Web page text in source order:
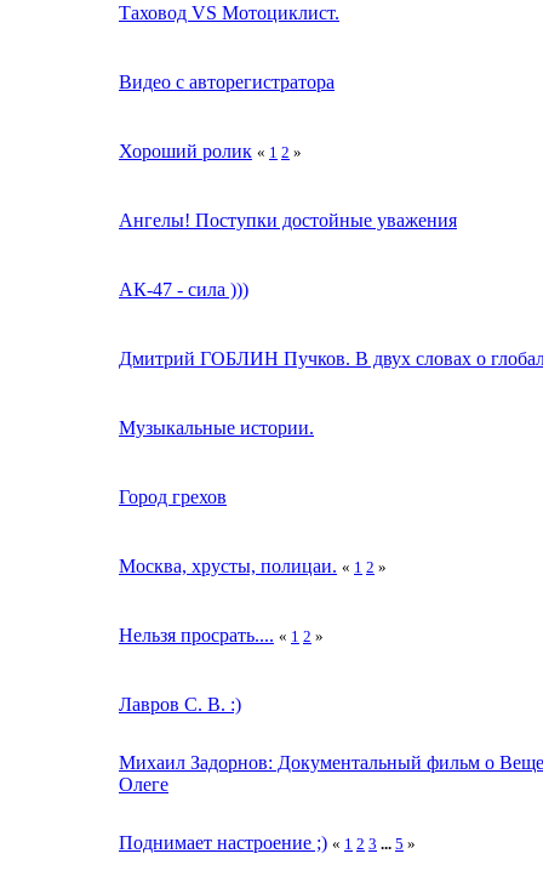
Таховод VS Мотоциклист.
Видео с авторегистратора
Хороший ролик « 1 2 »
Ангелы! Поступки достойные уважения
АК-47 - сила )))
Дмитрий ГОБЛИН Пучков. В двух словах о
Музыкальные истории.
Город грехов
Москва, хрусты, полицаи. « 1 2 »
Нельзя просрать.... « 1 2 »
Лавров С. В. :)
Михаил Задорнов: Документальный фильм о
Олеге
Поднимает настроение ;) « 1 2 3 ... 5 »